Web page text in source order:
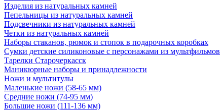
Изделия из натуральных камней
Пепельницы из натуральных камней
Подсвечники из натуральных камней
Четки из натуральных камней
Наборы стаканов, рюмок и стопок в подарочных коробках
Сумки детские силиконовые с персонажами из мультфильмов
Тарелки Старочеркасск
Маникюрные наборы и принадлежности
Ножи и мультитулы
Маленькие ножи (58-65 мм)
Средние ножи (74-95 мм)
Большие ножи (111-136 мм)